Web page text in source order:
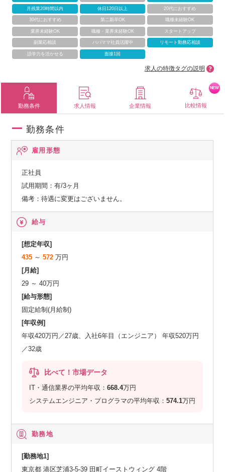
月残業20時間以内 休日120日以上 20代におすすめ
30代におすすめ 第二新卒OK 職種未経験OK
業界未経験OK 職種・業界未経験OK スタートアップ
副業応相談 パパママ社員活躍中 リモート勤務応相談
語学力を活かせる 面接1回
求人の特徴タグの説明
勤務条件 求人情報 企業情報 比較情報
NEW
勤務条件
雇用形態
正社員
試用期間：有/3ヶ月
備考：待遇に変更はございません。
給与
[想定年収]
435 ～572 万円
[月給]
29 ～ 40万円
[給与形態]
固定給制(月給制)
[年収例]
年収420万円／27歳、入社6年目（エンジニア） 年収520万円
／32歳
比べて！市場データ
IT・通信業界の平均年収：668.4万円
システムエンジニア・プログラマの平均年収：574.1万円
勤務地
[勤務地1]
東京都 港区芝浦3-5-39 田町イーストウィング 4階